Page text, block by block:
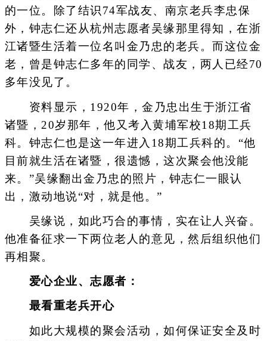
的一位。除了结识74军战友、南京老兵李忠保
外，钟志仁还从杭州志愿者吴缘那里得知，在浙
江诸暨生活着一位名叫金乃忠的老兵。而这位金
老，曾是钟志仁多年的同学、战友，两人已经70
多年没见了。
资料显示，1920年，金乃忠出生于浙江省
诸暨，20岁那年，他又考入黄埔军校18期工兵
科。钟志仁也是这一年进入18期工兵科的。“他
目前就生活在诸暨，很遗憾，这次聚会他没能
来。”吴缘翻出金乃忠的照片，钟志仁一眼认
出，激动地说“对，就是他。”
吴缘说，如此巧合的事情，实在让人兴奋。
他准备征求一下两位老人的意见，然后组织他们
再相聚。
爱心企业、志愿者：
最看重老兵开心
如此大规模的聚会活动，如何保证安全及时